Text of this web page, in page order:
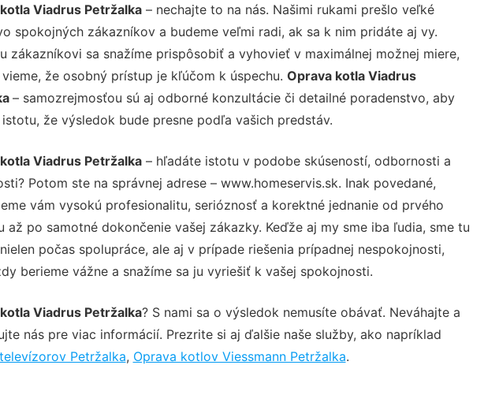
Viadrus Petržalka– nechajte to na nás. Našimi rukami prešlo veľké
spokojných zákazníkov a budeme veľmi radi, ak sa k nim pridáte aj vy.
zákazníkovi sa snažíme prispôsobiť a vyhovieť v maximálnej možnej miere,
že osobný prístup je kľúčom k úspechu. Oprava kotla Viadrus
– samozrejmosťou sú aj odborné konzultácie či detailné poradenstvo, aby
že výsledok bude presne podľa vašich predstáv.
Viadrus Petržalka– hľadáte istotu v podobe skúseností, odbornosti a
Potom ste na správnej adrese – www.homeservis.sk. Inak povedané,
vám vysokú profesionalitu, serióznosť a korektné jednanie od prvého
až po samotné dokončenie vašej zákazky. Keďže aj my sme iba ľudia, sme tu
počas spolupráce, ale aj v prípade riešenia prípadnej nespokojnosti,
berieme vážne a snažíme sa ju vyriešiť k vašej spokojnosti.
Viadrus Petržalka? S nami sa o výsledok nemusíte obávať. Neváhajte a
nás pre viac informácií. Prezrite si aj ďalšie naše služby, ako napríklad
Petržalka, Oprava kotlov Viessmann Petržalka.